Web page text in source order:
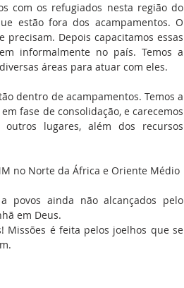
com os refugiados nesta região do
estão fora dos acampamentos. O
Depois capacitamos essas
informalmente no país. Temos a
áreas para atuar com eles.
dentro de acampamentos. Temos a
fase de consolidação, e carecemos
lugares, além dos recursos
no Norte da África e Oriente Médio
povos ainda não alcançados pelo
em Deus.
Missões é feita pelos joelhos que se